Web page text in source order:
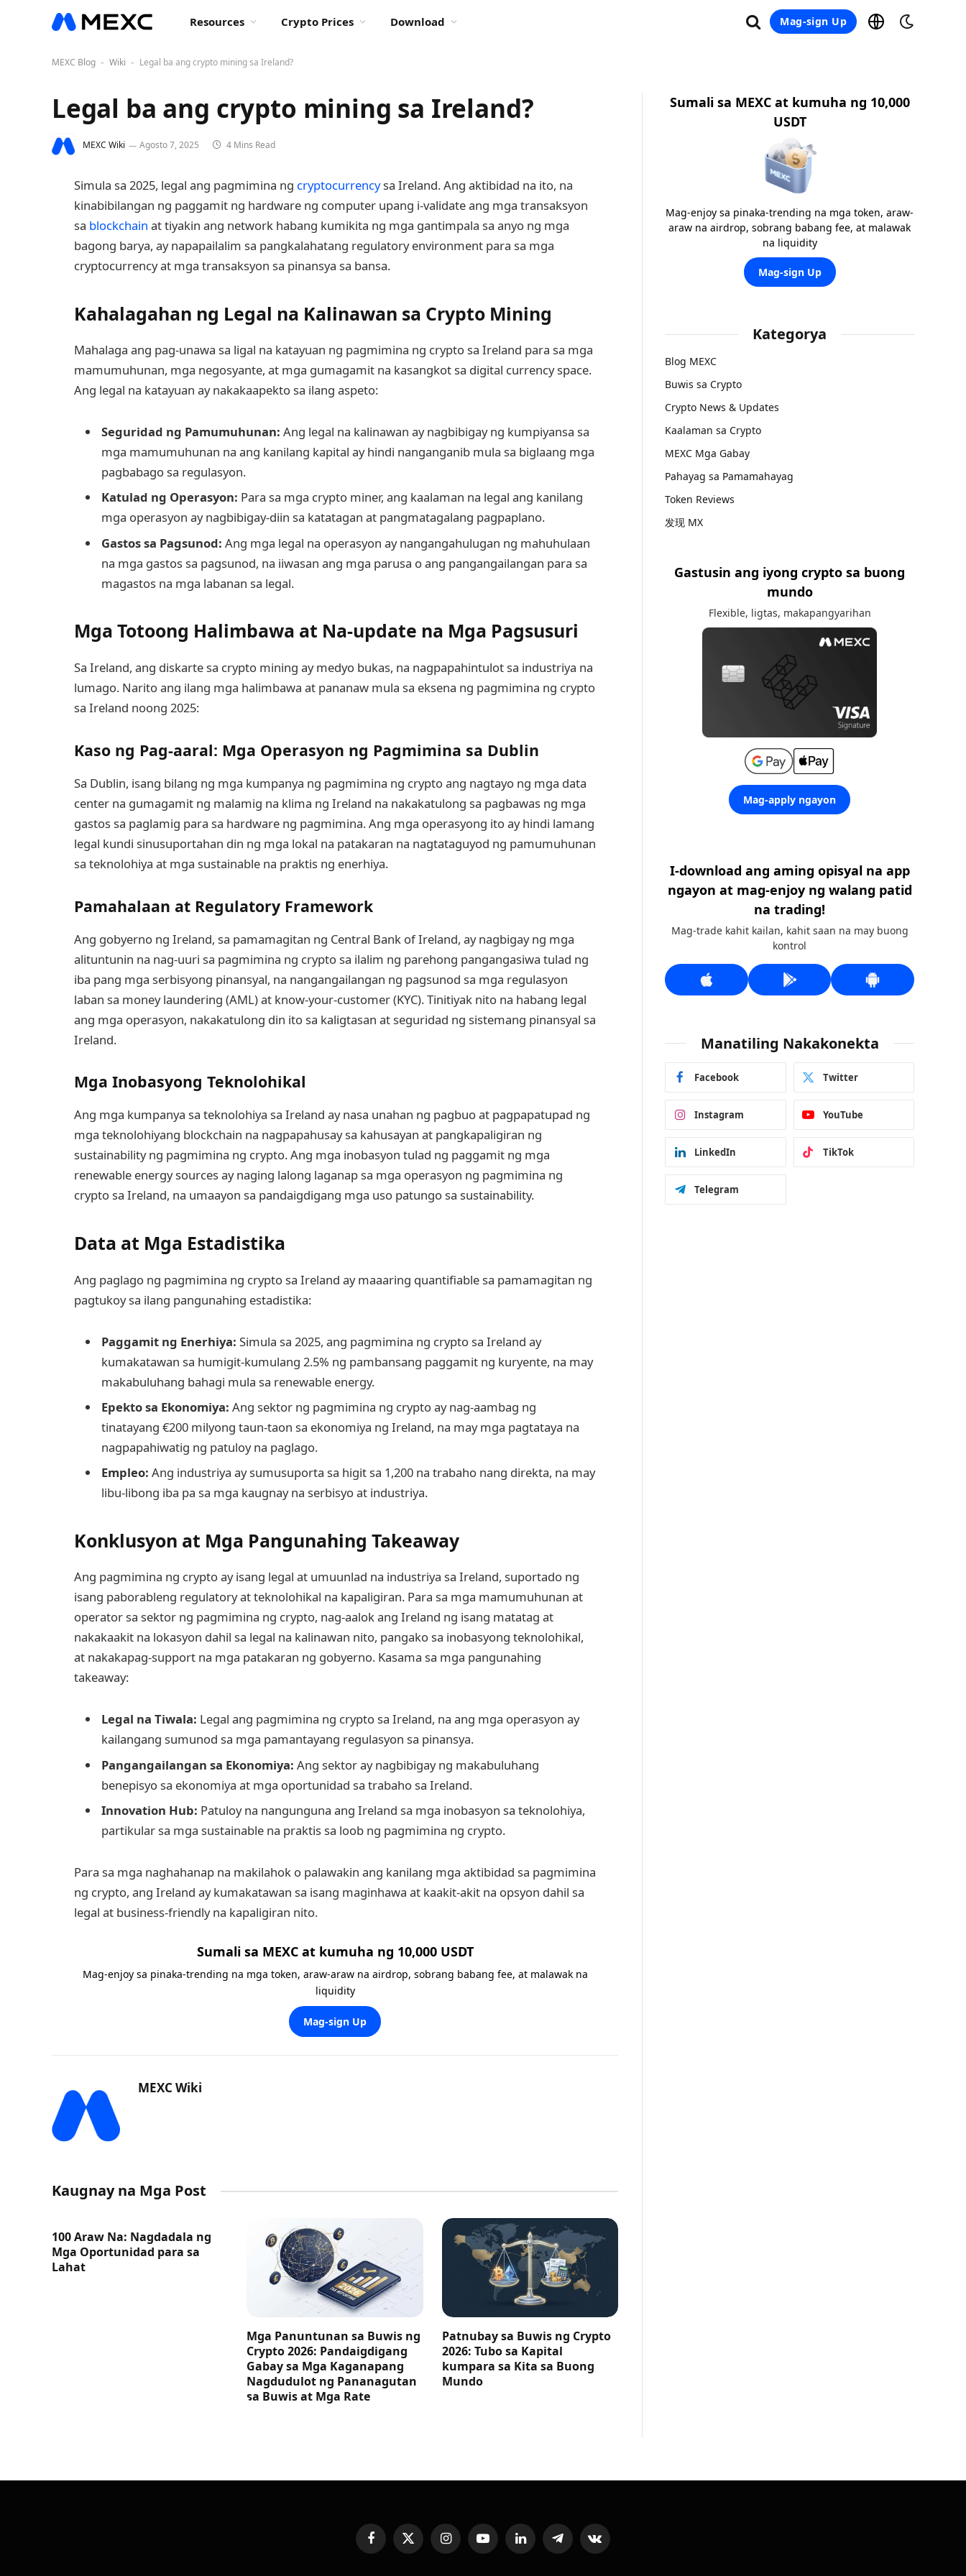
Resources Crypto Prices Download Mag-sign Up
MEXC Blog - Wiki - Legal ba ang crypto mining sa Ireland?
Legal ba ang crypto mining sa Ireland?
MEXC Wiki Agosto 7, 2025 4 Mins Read
Simula sa 2025, legal ang pagmimina ng cryptocurrencysa Ireland. Ang aktibidad na ito, na
kinabibilangan ng paggamit ng hardware ng computer upang i-validate ang mga transaksyon
sa blockchain at tiyakin ang network habang kumikita ng mga gantimpala sa anyo ng mga
bagong barya, ay napapailalim sa pangkalahatang regulatory environment para sa mga
cryptocurrency at mga transaksyon sa pinansya sa bansa.
Kahalagahan ng Legal na Kalinawan sa Crypto Mining
Mahalaga ang pag-unawa sa ligal na katayuan ng pagmimina ng crypto sa Ireland para sa mga
mamumuhunan, mga negosyante, at mga gumagamit na kasangkot sa digital currency space.
Ang legal na katayuan ay nakakaapekto sa ilang aspeto:
Seguridad ng Pamumuhunan: Ang legal na kalinawan ay nagbibigay ng kumpiyansa sa
mga mamumuhunan na ang kanilang kapital ay hindi nanganganib mula sa biglaang mga
pagbabago sa regulasyon.
Katulad ng Operasyon: Para sa mga crypto miner, ang kaalaman na legal ang kanilang
mga operasyon ay nagbibigay-diin sa katatagan at pangmatagalang pagpaplano.
Gastos sa Pagsunod: Ang mga legal na operasyon ay nangangahulugan ng mahuhulaan
na mga gastos sa pagsunod, na iiwasan ang mga parusa o ang pangangailangan para sa
magastos na mga labanan sa legal.
Mga Totoong Halimbawa at Na-update na Mga Pagsusuri
Sa Ireland, ang diskarte sa crypto mining ay medyo bukas, na nagpapahintulot sa industriya na
lumago. Narito ang ilang mga halimbawa at pananaw mula sa eksena ng pagmimina ng crypto
sa Ireland noong 2025:
Kaso ng Pag-aaral: Mga Operasyon ng Pagmimina sa Dublin
Sa Dublin, isang bilang ng mga kumpanya ng pagmimina ng crypto ang nagtayo ng mga data
center na gumagamit ng malamig na klima ng Ireland na nakakatulong sa pagbawas ng mga
gastos sa paglamig para sa hardware ng pagmimina. Ang mga operasyong ito ay hindi lamang
legal kundi sinusuportahan din ng mga lokal na patakaran na nagtataguyod ng pamumuhunan
sa teknolohiya at mga sustainable na praktis ng enerhiya.
Pamahalaan at Regulatory Framework
Ang gobyerno ng Ireland, sa pamamagitan ng Central Bank of Ireland, ay nagbigay ng mga
alituntunin na nag-uuri sa pagmimina ng crypto sa ilalim ng parehong pangangasiwa tulad ng
iba pang mga serbisyong pinansyal, na nangangailangan ng pagsunod sa mga regulasyon
laban sa money laundering (AML) at know-your-customer (KYC). Tinitiyak nito na habang legal
ang mga operasyon, nakakatulong din ito sa kaligtasan at seguridad ng sistemang pinansyal sa
Ireland.
Mga Inobasyong Teknolohikal
Ang mga kumpanya sa teknolohiya sa Ireland ay nasa unahan ng pagbuo at pagpapatupad ng
mga teknolohiyang blockchain na nagpapahusay sa kahusayan at pangkapaligiran ng
sustainability ng pagmimina ng crypto. Ang mga inobasyon tulad ng paggamit ng mga
renewable energy sources ay naging lalong laganap sa mga operasyon ng pagmimina ng
crypto sa Ireland, na umaayon sa pandaigdigang mga uso patungo sa sustainability.
Data at Mga Estadistika
Ang paglago ng pagmimina ng crypto sa Ireland ay maaaring quantifiable sa pamamagitan ng
pagtukoy sa ilang pangunahing estadistika:
Paggamit ng Enerhiya: Simula sa 2025, ang pagmimina ng crypto sa Ireland ay
kumakatawan sa humigit-kumulang 2.5% ng pambansang paggamit ng kuryente, na may
makabuluhang bahagi mula sa renewable energy.
Epekto sa Ekonomiya: Ang sektor ng pagmimina ng crypto ay nag-aambag ng
tinatayang €200 milyong taun-taon sa ekonomiya ng Ireland, na may mga pagtataya na
nagpapahiwatig ng patuloy na paglago.
Empleo: Ang industriya ay sumusuporta sa higit sa 1,200 na trabaho nang direkta, na may
libu-libong iba pa sa mga kaugnay na serbisyo at industriya.
Konklusyon at Mga Pangunahing Takeaway
Ang pagmimina ng crypto ay isang legal at umuunlad na industriya sa Ireland, suportado ng
isang paborableng regulatory at teknolohikal na kapaligiran. Para sa mga mamumuhunan at
operator sa sektor ng pagmimina ng crypto, nag-aalok ang Ireland ng isang matatag at
nakakaakit na lokasyon dahil sa legal na kalinawan nito, pangako sa inobasyong teknolohikal,
at nakakapag-support na mga patakaran ng gobyerno. Kasama sa mga pangunahing
takeaway:
Legal na Tiwala: Legal ang pagmimina ng crypto sa Ireland, na ang mga operasyon ay
kailangang sumunod sa mga pamantayang regulasyon sa pinansya.
Pangangailangan sa Ekonomiya: Ang sektor ay nagbibigay ng makabuluhang
benepisyo sa ekonomiya at mga oportunidad sa trabaho sa Ireland.
Innovation Hub: Patuloy na nangunguna ang Ireland sa mga inobasyon sa teknolohiya,
partikular sa mga sustainable na praktis sa loob ng pagmimina ng crypto.
Para sa mga naghahanap na makilahok o palawakin ang kanilang mga aktibidad sa pagmimina
ng crypto, ang Ireland ay kumakatawan sa isang maginhawa at kaakit-akit na opsyon dahil sa
legal at business-friendly na kapaligiran nito.
Sumali sa MEXC at kumuha ng 10,000 USDT
Mag-enjoy sa pinaka-trending na mga token, araw-araw na airdrop, sobrang babang fee, at malawak na
liquidity
Mag-sign Up
MEXC Wiki
Kaugnay na Mga Post
100 Araw Na: Nagdadala ng
Mga Oportunidad para sa
Lahat
Mga Panuntunan sa Buwis ng
Crypto 2026: Pandaigdigang
Gabay sa Mga Kaganapang
Nagdudulot ng Pananagutan
sa Buwis at Mga Rate
Patnubay sa Buwis ng Crypto
2026: Tubo sa Kapital
kumpara sa Kita sa Buong
Mundo
Sumali sa MEXC at kumuha ng 10,000
USDT
Mag-enjoy sa pinaka-trending na mga token, araw-
araw na airdrop, sobrang babang fee, at malawak
na liquidity
Mag-sign Up
Kategorya
Blog MEXC
Buwis sa Crypto
Crypto News & Updates
Kaalaman sa Crypto
MEXC Mga Gabay
Pahayag sa Pamamahayag
Token Reviews
发现 MX
Gastusin ang iyong crypto sa buong
mundo
Flexible, ligtas, makapangyarihan
Mag-apply ngayon
I-download ang aming opisyal na app
ngayon at mag-enjoy ng walang patid
na trading!
Mag-trade kahit kailan, kahit saan na may buong
kontrol
Manatiling Nakakonekta
Facebook Twitter
Instagram YouTube
LinkedIn TikTok
Telegram
FacebookX
(Twitter)
InstagramYouTubeLinkedInTelegramVKontakte